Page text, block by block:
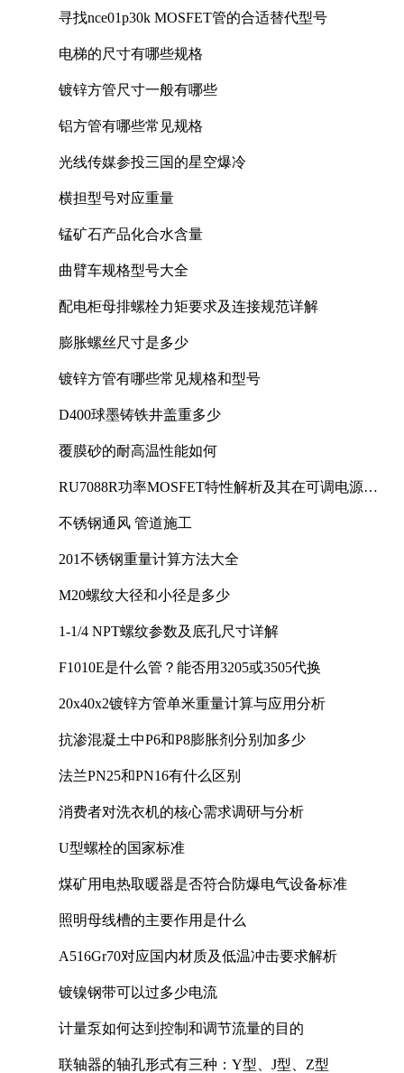
寻找nce01p30k MOSFET管的合适替代型号
电梯的尺寸有哪些规格
镀锌方管尺寸一般有哪些
铝方管有哪些常见规格
光线传媒参投三国的星空爆冷
横担型号对应重量
锰矿石产品化合水含量
曲臂车规格型号大全
配电柜母排螺栓力矩要求及连接规范详解
膨胀螺丝尺寸是多少
镀锌方管有哪些常见规格和型号
D400球墨铸铁井盖重多少
覆膜砂的耐高温性能如何
RU7088R功率MOSFET特性解析及其在可调电源设
不锈钢通风 管道施工
201不锈钢重量计算方法大全
M20螺纹大径和小径是多少
1-1/4 NPT螺纹参数及底孔尺寸详解
F1010E是什么管？能否用3205或3505代换
20x40x2镀锌方管单米重量计算与应用分析
抗渗混凝土中P6和P8膨胀剂分别加多少
法兰PN25和PN16有什么区别
消费者对洗衣机的核心需求调研与分析
U型螺栓的国家标准
煤矿用电热取暖器是否符合防爆电气设备标准
照明母线槽的主要作用是什么
A516Gr70对应国内材质及低温冲击要求解析
镀镍钢带可以过多少电流
计量泵如何达到控制和调节流量的目的
联轴器的轴孔形式有三种：Y型、J型、Z型